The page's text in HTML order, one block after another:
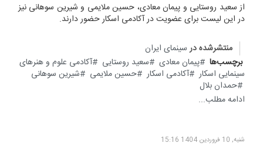
از سعید روستایی و پیمان معادی، حسین ملایمی و شیرین سوهانی نیز
در این لیست برای عضویت در آکادمی اسکار حضور دارند.
منتشرشده در سینمای ایران
برچسب‌ها
پیمان معادی سعید روستایی
آکادمی علوم و هنر‌های
سینمایی اسکار
آکادمی اسکار حسین ملایمی
شیرین سوهانی
حمدان بلال
ادامه مطلب...
شنبه, 10 فروردين 1404 15:16